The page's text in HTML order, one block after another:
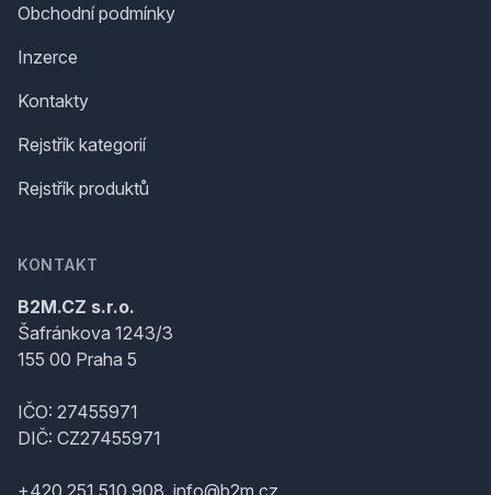
Obchodní podmínky
Inzerce
Kontakty
Rejstřík kategorií
Rejstřík produktů
KONTAKT
B2M.CZ s.r.o.
Šafránkova 1243/3
155 00 Praha 5
IČO: 27455971
DIČ: CZ27455971
+420 251 510 908, info@b2m.cz